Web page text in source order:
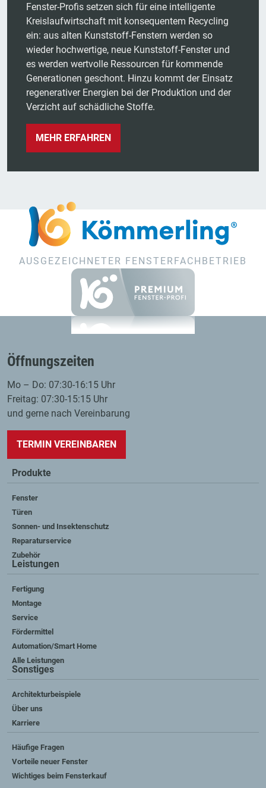
Fenster-Profis setzen sich für eine intelligente
Kreislaufwirtschaft mit konsequentem Recycling
ein: aus alten Kunststoff-Fenstern werden so
wieder hochwertige, neue Kunststoff-Fenster und
es werden wertvolle Ressourcen für kommende
Generationen geschont. Hinzu kommt der Einsatz
regenerativer Energien bei der Produktion und der
Verzicht auf schädliche Stoffe.
MEHR ERFAHREN
AUSGEZEICHNETER FENSTERFACHBETRIEB
Öffnungszeiten
Mo – Do: 07:30-16:15 Uhr
Freitag: 07:30-15:15 Uhr
und gerne nach Vereinbarung
TERMIN VEREINBAREN
Produkte
Fenster
Türen
Sonnen- und Insektenschutz
Reparaturservice
Zubehör
Leistungen
Fertigung
Montage
Service
Fördermittel
Automation/Smart Home
Alle Leistungen
Sonstiges
Architekturbeispiele
Über uns
Karriere
Häufige Fragen
Vorteile neuer Fenster
Wichtiges beim Fensterkauf